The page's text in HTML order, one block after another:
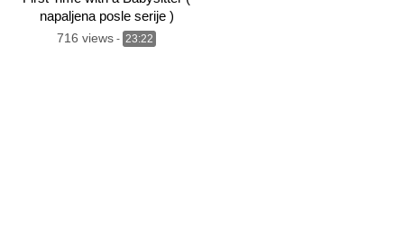
napaljena posle serije )
716 views - 23:22